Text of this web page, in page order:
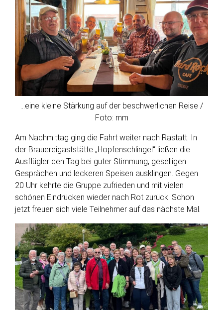
…eine kleine Stärkung auf der beschwerlichen Reise /
Foto: mm
Am Nachmittag ging die Fahrt weiter nach Rastatt. In
der Brauereigaststätte „Hopfenschlingel“ ließen die
Ausflügler den Tag bei guter Stimmung, geselligen
Gesprächen und leckeren Speisen ausklingen. Gegen
20 Uhr kehrte die Gruppe zufrieden und mit vielen
schönen Eindrücken wieder nach Rot zurück. Schon
jetzt freuen sich viele Teilnehmer auf das nächste Mal.